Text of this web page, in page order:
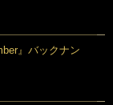
』バックナン